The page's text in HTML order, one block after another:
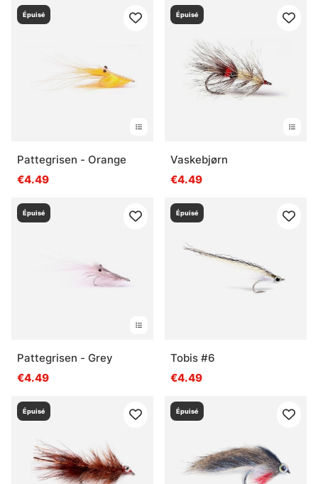
Épuisé
Pattegrisen - Orange
€4.49
Épuisé
Vaskebjørn
€4.49
Épuisé
Pattegrisen - Grey
€4.49
Épuisé
Tobis #6
€4.49
Épuisé Épuisé